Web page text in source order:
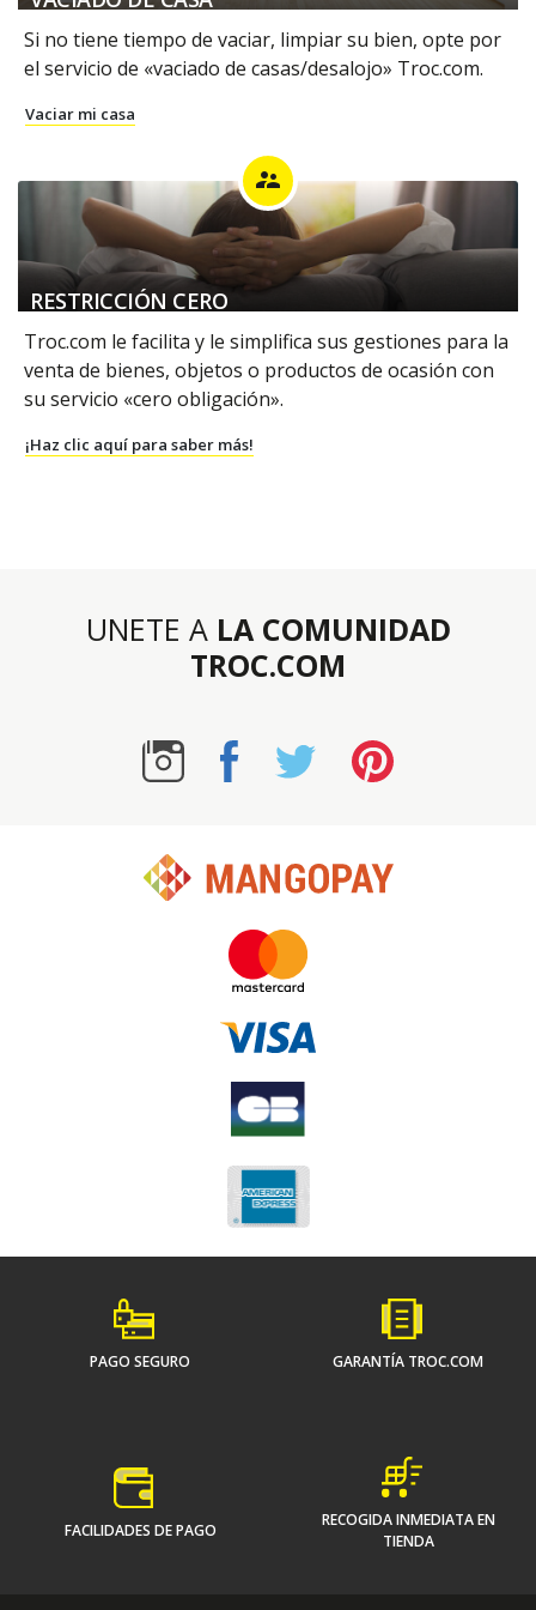
Si no tiene tiempo de vaciar, limpiar su bien, opte por
el servicio de «vaciado de casas/desalojo» Troc.com.
Vaciar mi casa
supervisor_account
RESTRICCIÓN CERO
Troc.com le facilita y le simplifica sus gestiones para la
venta de bienes, objetos o productos de ocasión con
su servicio «cero obligación».
¡Haz clic aquí para saber más!
UNETE A LA COMUNIDAD
TROC.COM
PAGO SEGURO GARANTÍA TROC.COM
FACILIDADES DE PAGO
RECOGIDA INMEDIATA EN
TIENDA